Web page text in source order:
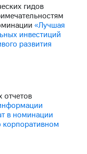
гидов
«Лучшая
инвестиций
развития
отчетов
в номинации